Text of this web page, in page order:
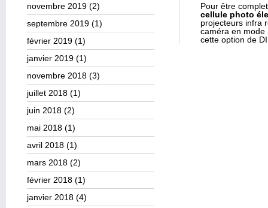
novembre 2019 (2)
septembre 2019 (1)
février 2019 (1)
janvier 2019 (1)
novembre 2018 (3)
juillet 2018 (1)
juin 2018 (2)
mai 2018 (1)
avril 2018 (1)
mars 2018 (2)
février 2018 (1)
janvier 2018 (4)
Pour être
cellule photo
projecteurs infra
caméra en mode
cette option de